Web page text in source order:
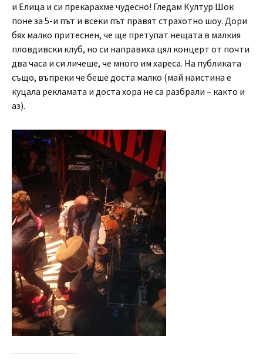
и Елица и си прекарахме чудесно! Гледам Култур Шок
поне за 5-и път и всеки път правят страхотно шоу. Дори
бях малко притеснен, че ще претупат нещата в малкия
пловдивски клуб, но си направиха цял концерт от почти
два часа и си личеше, че много им хареса. На публиката
също, въпреки че беше доста малко (май наистина е
куцала рекламата и доста хора не са разбрали – както и
аз).